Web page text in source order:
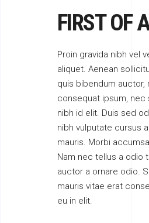
FIRST OF
Proin gravida nibh vel
aliquet. Aenean
quis bibendum auctor,
consequat ipsum, nec
nibh id elit. Duis sed
nibh vulputate cursus
mauris. Morbi
Nam nec tellus a odio
auctor a ornare odio.
mauris vitae erat
eu in elit.